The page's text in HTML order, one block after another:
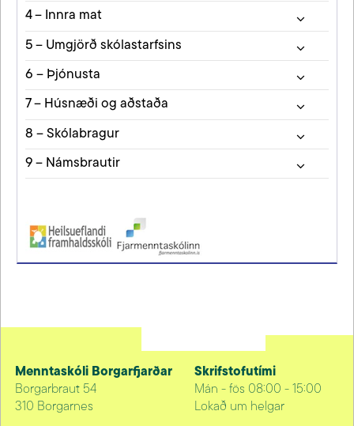
4 – Innra mat
5 – Umgjörð skólastarfsins
6 – Þjónusta
7 – Húsnæði og aðstaða
8 – Skólabragur
9 – Námsbrautir
Menntaskóli Borgarfjarðar
Borgarbraut 54
310 Borgarnes
Skrifstofutími
Mán - fös 08:00 - 15:00
Lokað um helgar